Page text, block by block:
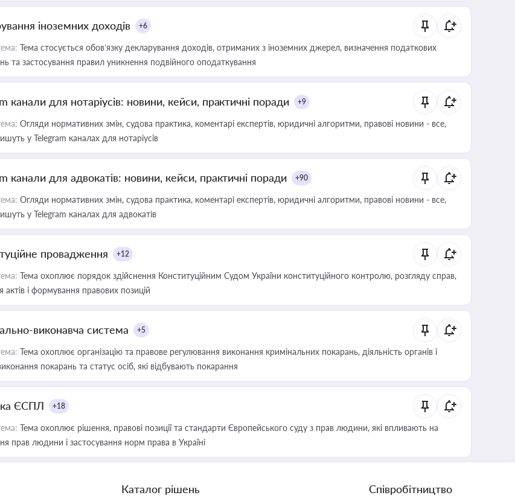
іноземних доходів +6
Тема стосується обов’язку декларування доходів, отриманих з іноземних джерел, визначення податкових
та застосування правил уникнення подвійного оподаткування
канали для нотаріусів: новини, кейси, практичні поради +9
Огляди нормативних змін, судова практика, коментарі експертів, юридичні алгоритми, правові новини - все,
у Telegram каналах для нотаріусів
канали для адвокатів: новини, кейси, практичні поради +90
Огляди нормативних змін, судова практика, коментарі експертів, юридичні алгоритми, правові новини - все,
у Telegram каналах для адвокатів
провадження +12
Тема охоплює порядок здійснення Конституційним Судом України конституційного контролю, розгляду справ,
актів і формування правових позицій
виконавча система +5
Тема охоплює організацію та правове регулювання виконання кримінальних покарань, діяльність органів і
покарань та статус осіб, які відбувають покарання
ЄСПЛ +18
Тема охоплює рішення, правові позиції та стандарти Європейського суду з прав людини, які впливають на
прав людини і застосування норм права в Україні
Каталог рішень Співробітництво